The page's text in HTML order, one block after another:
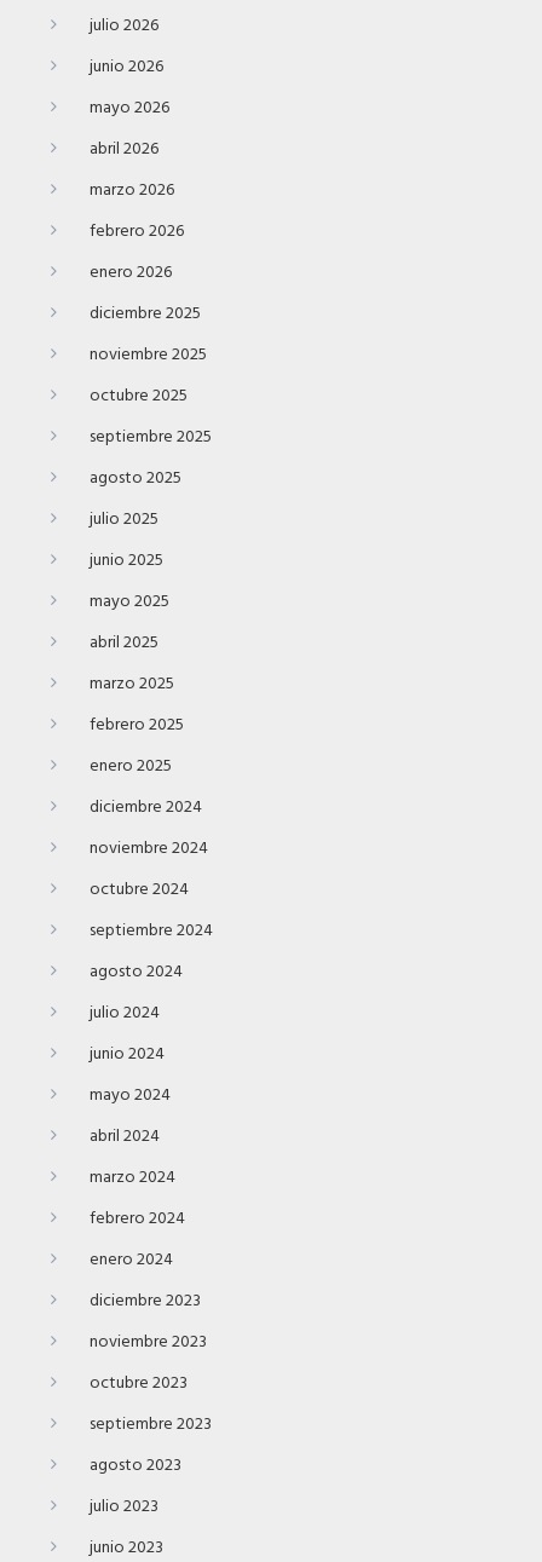
julio 2026
junio 2026
mayo 2026
abril 2026
marzo 2026
febrero 2026
enero 2026
diciembre 2025
noviembre 2025
octubre 2025
septiembre 2025
agosto 2025
julio 2025
junio 2025
mayo 2025
abril 2025
marzo 2025
febrero 2025
enero 2025
diciembre 2024
noviembre 2024
octubre 2024
septiembre 2024
agosto 2024
julio 2024
junio 2024
mayo 2024
abril 2024
marzo 2024
febrero 2024
enero 2024
diciembre 2023
noviembre 2023
octubre 2023
septiembre 2023
agosto 2023
julio 2023
junio 2023